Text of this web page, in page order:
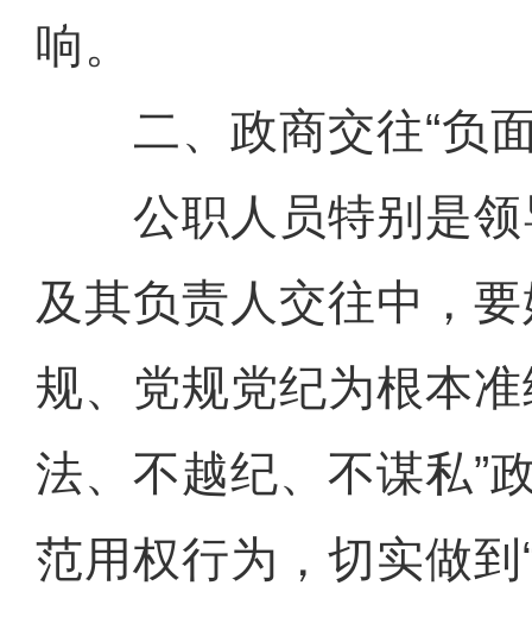
响。
二、政商交往“负面
公职人员特别是领
及其负责人交往中，
规、党规党纪为根本
法、不越纪、不谋私”
范用权行为，切实做到